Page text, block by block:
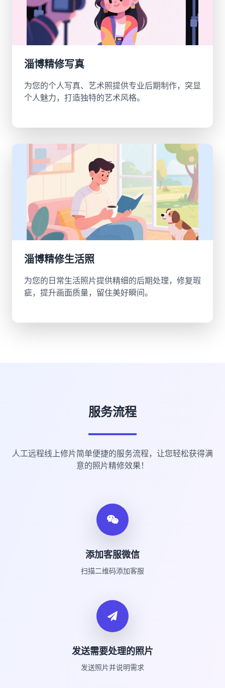
淄博精修写真
为您的个人写真、艺术照提供专业后期制作，突显
个人魅力，打造独特的艺术风格。
淄博精修生活照
为您的日常生活照片提供精细的后期处理，修复瑕
疵，提升画面质量，留住美好瞬间。
服务流程
人工远程线上修片简单便捷的服务流程，让您轻松获得满
意的照片精修效果！
添加客服微信
扫描二维码添加客服
发送需要处理的照片
发送照片并说明需求